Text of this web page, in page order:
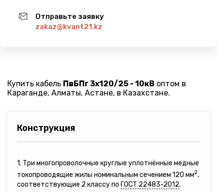
Отправьте заявку
zakaz@kvant21.kz
Купить кабель ПвБПг 3х120/25 - 10кВ оптом в
Караганде, Алматы, Астане, в Казахстане.
Конструкция
1. Три многопроволочные круглые уплотнённые медные
токопроводящие жилы номинальным сечением 120 мм2,
соответствующие 2 классу по ГОСТ 22483-2012.